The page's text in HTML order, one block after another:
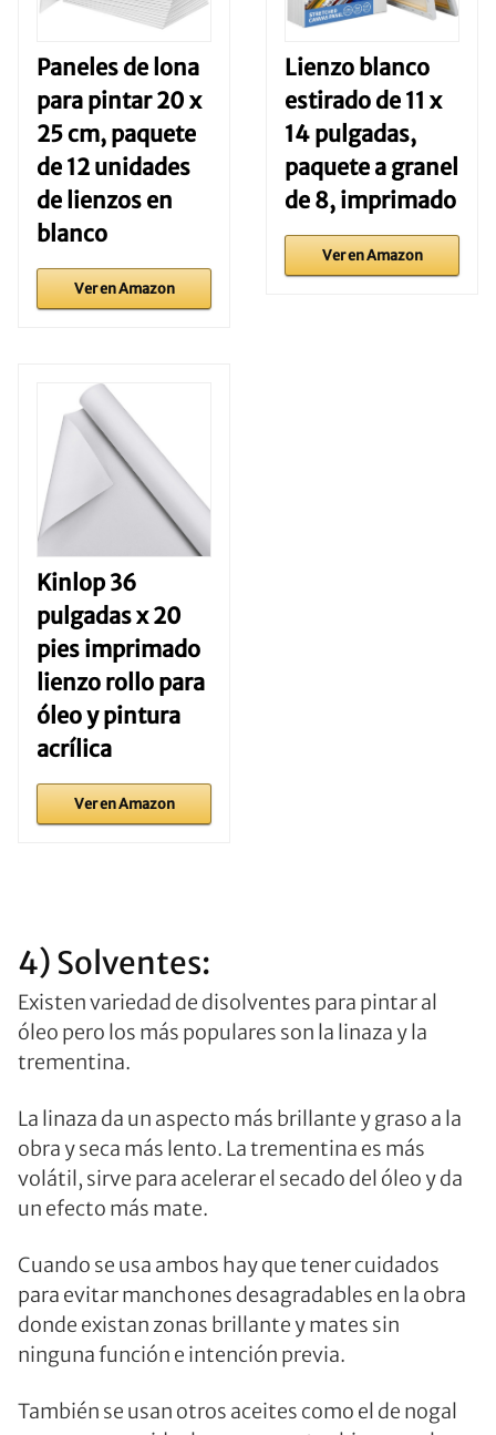
Paneles de lona
para pintar 20 x
25 cm, paquete
de 12 unidades
de lienzos en
blanco
Ver en Amazon
Lienzo blanco
estirado de 11 x
14 pulgadas,
paquete a granel
de 8, imprimado
Ver en Amazon
Kinlop 36
pulgadas x 20
pies imprimado
lienzo rollo para
óleo y pintura
acrílica
Ver en Amazon
4) Solventes:
Existen variedad de disolventes para pintar al
óleo pero los más populares son la linaza y la
trementina.
La linaza da un aspecto más brillante y graso a la
obra y seca más lento. La trementina es más
volátil, sirve para acelerar el secado del óleo y da
un efecto más mate.
Cuando se usa ambos hay que tener cuidados
para evitar manchones desagradables en la obra
donde existan zonas brillante y mates sin
ninguna función e intención previa.
También se usan otros aceites como el de nogal